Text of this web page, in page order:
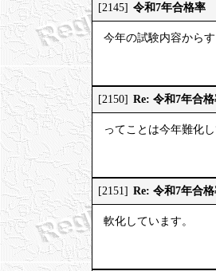
[2145] 令和7年合格率
今年の試験内容から
[2150] Re: 令和7年合
ってことは今年難化
[2151] Re: 令和7年合
軟化しています。